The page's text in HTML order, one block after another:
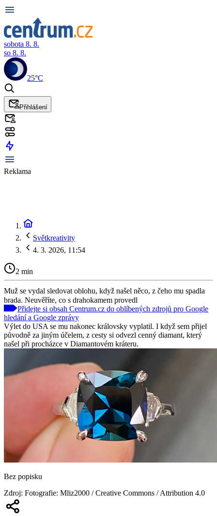
sobota 8. 8.
so 8. 8.
25°C
Přihlášení
Reklama
Světkreativity
4. 3. 2026, 11:54
2 min
Muž se vydal sledovat oblohu, když našel něco, z čeho mu spadla
brada. Neuvěříte, co s drahokamem provedl
Přidejte si obsah Centrum.cz do oblíbených zdrojů pro Google
hledání a Google zprávy
Výlet do USA se mu nakonec královsky vyplatil. I když sem přijel
původně za jiným účelem, z cesty si odvezl cenný diamant, který
našel při procházce v Diamantovém kráteru.
Bez popisku
Zdroj: Fotografie: Mliz2000 / Creative Commons / Attribution 4.0